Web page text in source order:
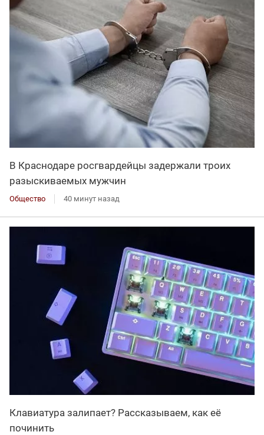
В Краснодаре росгвардейцы задержали троих
разыскиваемых мужчин
Общество 40 минут назад
Клавиатура залипает? Рассказываем, как её
починить